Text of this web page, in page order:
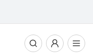
전체메뉴열기